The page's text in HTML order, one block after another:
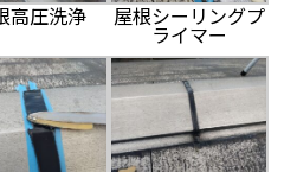
高圧洗浄 屋根シーリングプ
ライマー